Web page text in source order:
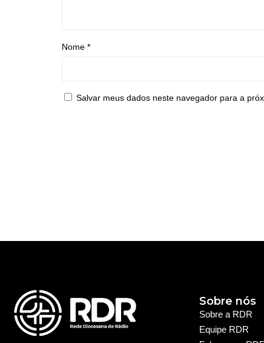
Nome *
Salvar meus dados neste navegador para a
Sobre a RDR
Equipe RDR
Sobre nós